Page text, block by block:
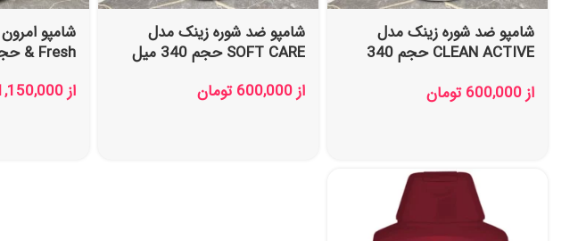
شامپو ضد شوره زینک مدل
CLEAN ACTIVE حجم 340
از600,000 تومان
شامپو ضد شوره زینک مدل
SOFT CARE حجم 340 میل
از600,000 تومان
& Fresh حجم 1000 میل
از